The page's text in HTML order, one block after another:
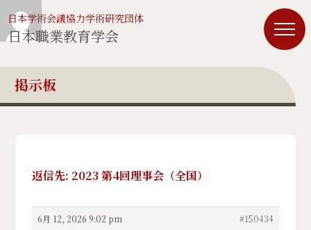
日本学術会議協力学術研究団体
日本職業教育学会
掲示板
返信先: 2023 第4回理事会（全国）
6月 12, 2026 9:02 pm
#150434